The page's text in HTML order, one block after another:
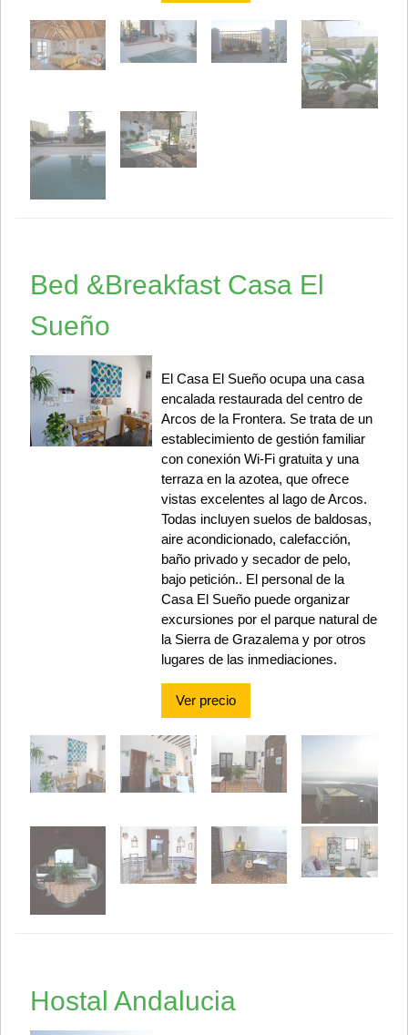
Bed &Breakfast Casa El
Sueño
El Casa El Sueño ocupa una casa
encalada restaurada del centro de
Arcos de la Frontera. Se trata de un
establecimiento de gestión familiar
con conexión Wi-Fi gratuita y una
terraza en la azotea, que ofrece
vistas excelentes al lago de Arcos.
Todas incluyen suelos de baldosas,
aire acondicionado, calefacción,
baño privado y secador de pelo,
bajo petición.. El personal de la
Casa El Sueño puede organizar
excursiones por el parque natural de
la Sierra de Grazalema y por otros
lugares de las inmediaciones.
Ver precio
Hostal Andalucia